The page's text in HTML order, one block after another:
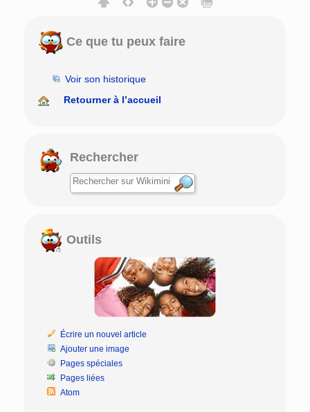
Ce que tu peux faire
Voir son historique
Retourner à l’accueil
Rechercher
Outils
Écrire un nouvel article
Ajouter une image
Pages spéciales
Pages liées
Atom